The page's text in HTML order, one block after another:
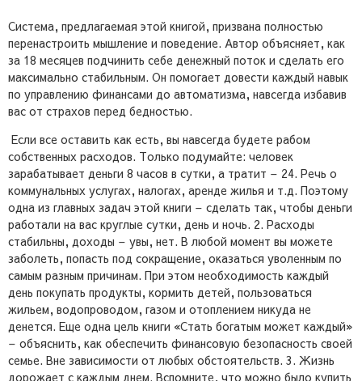
Система, предлагаемая этой книгой, призвана полностью
перенастроить мышление и поведение. Автор объясняет, как
за 18 месяцев подчинить себе денежный поток и сделать его
максимально стабильным. Он помогает довести каждый навык
по управлению финансами до автоматизма, навсегда избавив
вас от страхов перед бедностью.
Если все оставить как есть, вы навсегда будете рабом
собственных расходов. Только подумайте: человек
зарабатывает деньги 8 часов в сутки, а тратит – 24. Речь о
коммунальных услугах, налогах, аренде жилья и т.д. Поэтому
одна из главных задач этой книги – сделать так, чтобы деньги
работали на вас круглые сутки, день и ночь. 2. Расходы
стабильны, доходы – увы, нет. В любой момент вы можете
заболеть, попасть под сокращение, оказаться уволенным по
самым разным причинам. При этом необходимость каждый
день покупать продукты, кормить детей, пользоваться
жильем, водопроводом, газом и отоплением никуда не
денется. Еще одна цель книги «Стать богатым может каждый»
– объяснить, как обеспечить финансовую безопасность своей
семье. Вне зависимости от любых обстоятельств. 3. Жизнь
дорожает с каждым днем. Вспомните, что можно было купить